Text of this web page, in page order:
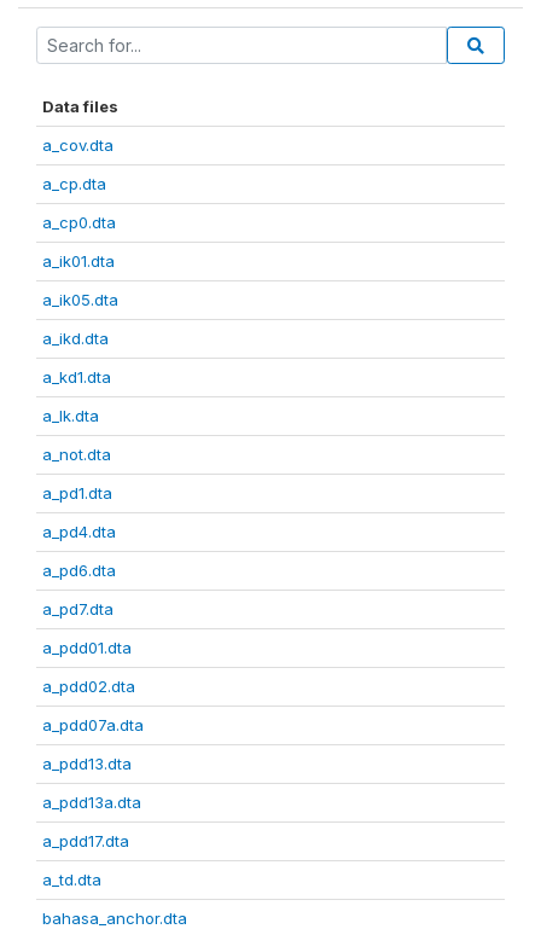
Data files
a_cov.dta
a_cp.dta
a_cp0.dta
a_ik01.dta
a_ik05.dta
a_ikd.dta
a_kd1.dta
a_lk.dta
a_not.dta
a_pd1.dta
a_pd4.dta
a_pd6.dta
a_pd7.dta
a_pdd01.dta
a_pdd02.dta
a_pdd07a.dta
a_pdd13.dta
a_pdd13a.dta
a_pdd17.dta
a_td.dta
bahasa_anchor.dta